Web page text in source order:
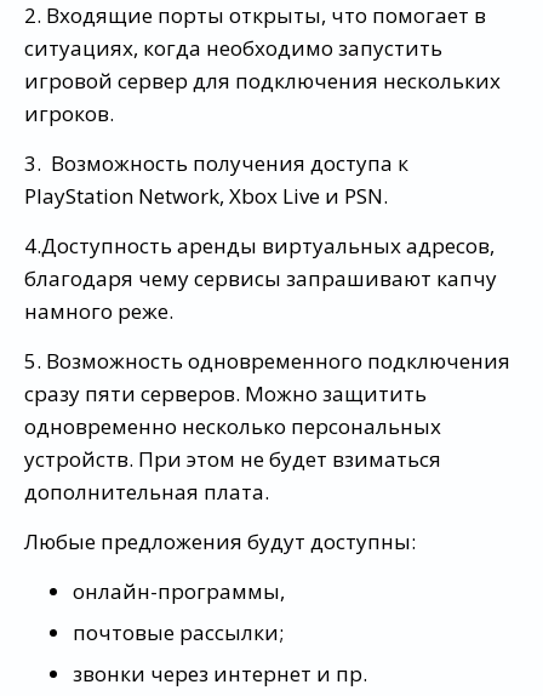
2. Входящие порты открыты, что помогает в
ситуациях, когда необходимо запустить
игровой сервер для подключения нескольких
игроков.
3. Возможность получения доступа к
PlayStation Network, Xbox Live и PSN.
4.Доступность аренды виртуальных адресов,
благодаря чему сервисы запрашивают капчу
намного реже.
5. Возможность одновременного подключения
сразу пяти серверов. Можно защитить
одновременно несколько персональных
устройств. При этом не будет взиматься
дополнительная плата.
Любые предложения будут доступны:
онлайн-программы,
почтовые рассылки;
звонки через интернет и пр.